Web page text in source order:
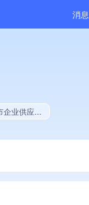
消息
品创作量位于同行前30%、拥有多项著作权、软件研发量位于同行前5%